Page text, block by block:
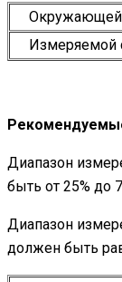
Окружающей
Измеряемой
Диапазон
быть от 25% до
Диапазон
должен быть